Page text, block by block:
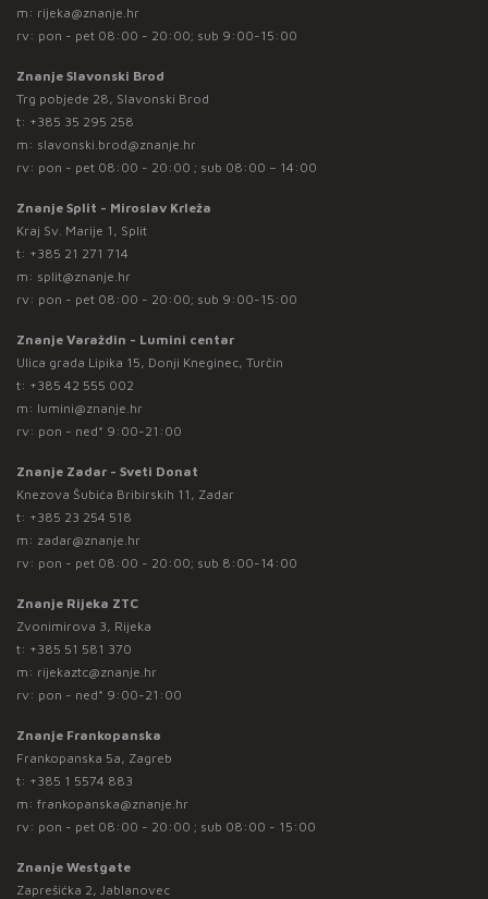
m: rijeka@znanje.hr
rv: pon - pet 08:00 - 20:00; sub 9:00-15:00
Znanje Slavonski Brod
Trg pobjede 28, Slavonski Brod
t: +385 35 295 258
m: slavonski.brod@znanje.hr
rv: pon - pet 08:00 - 20:00 ; sub 08:00 – 14:00
Znanje Split - Miroslav Krleža
Kraj Sv. Marije 1, Split
t: +385 21 271 714
m: split@znanje.hr
rv: pon - pet 08:00 - 20:00; sub 9:00-15:00
Znanje Varaždin - Lumini centar
Ulica grada Lipika 15, Donji Kneginec, Turčin
t: +385 42 555 002
m: lumini@znanje.hr
rv: pon - ned* 9:00-21:00
Znanje Zadar - Sveti Donat
Knezova Šubića Bribirskih 11, Zadar
t: +385 23 254 518
m: zadar@znanje.hr
rv: pon - pet 08:00 - 20:00; sub 8:00-14:00
Znanje Rijeka ZTC
Zvonimirova 3, Rijeka
t: +385 51 581 370
m: rijekaztc@znanje.hr
rv: pon - ned* 9:00-21:00
Znanje Frankopanska
Frankopanska 5a, Zagreb
t: +385 1 5574 883
m: frankopanska@znanje.hr
rv: pon - pet 08:00 - 20:00 ; sub 08:00 - 15:00
Znanje Westgate
Zaprešićka 2, Jablanovec